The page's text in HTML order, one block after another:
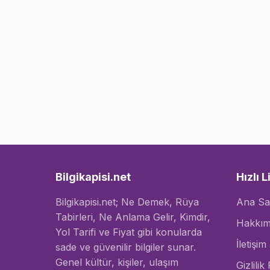
Bilgikapisi.net
Bilgikapisi.net; Ne Demek, Rüya
Tabirleri, Ne Anlama Gelir, Kimdir,
Yol Tarifi ve Fiyat gibi konularda
sade ve güvenilir bilgiler sunar.
Genel kültür, kişiler, ulaşım
Hızlı
Ana
İletişim
Gizlilik